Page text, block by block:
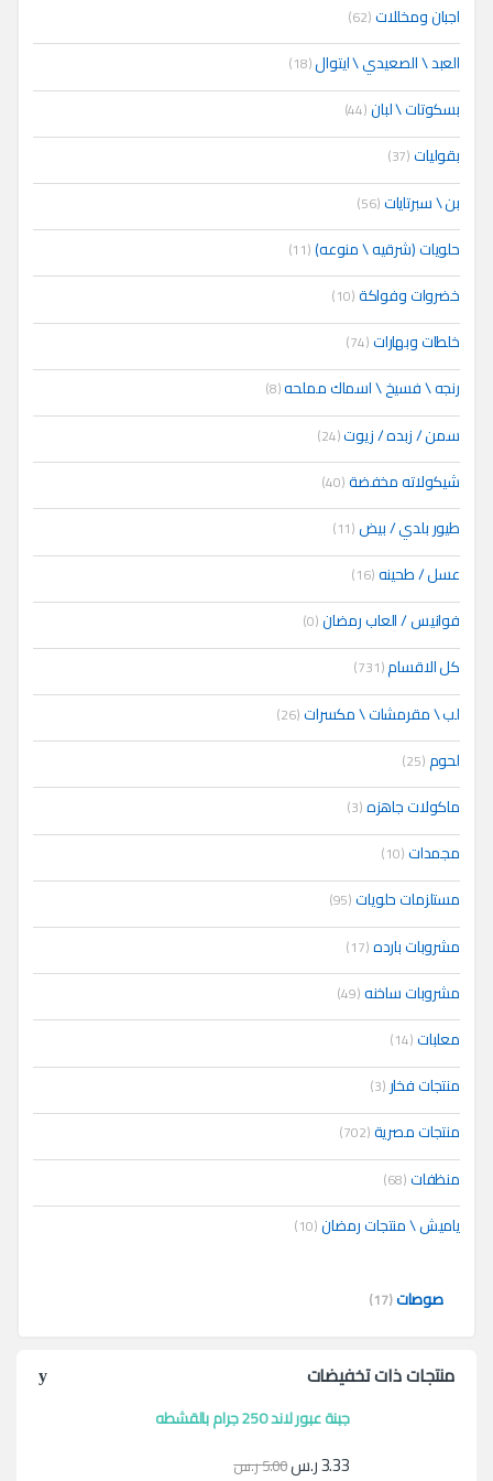
اجبان ومخللات(62)
العبد \ الصعيدي \ ايتوال(18)
بسكوتات \ لبان(44)
بقوليات(37)
بن \ سبرتايات(56)
حلويات (شرقيه \ منوعه)(11)
خضروات وفواكة(10)
خلطات وبهارات(74)
رنجه \ فسيخ \ اسماك مملحه(8)
سمن / زبده / زيوت(24)
شيكولاته مخفضة(40)
طيور بلدي / بيض(11)
عسل / طحينه(16)
فوانيس / العاب رمضان(0)
كل الاقسام(731)
لب \ مقرمشات \ مكسرات(26)
لحوم(25)
ماكولات جاهزه(3)
مجمدات(10)
مستلزمات حلويات(95)
مشروبات بارده(17)
مشروبات ساخنه(49)
معلبات(14)
منتجات فخار (3)
منتجات مصرية(702)
منظفات(68)
ياميش \ منتجات رمضان(10)
صوصات(17)
منتجات ذات تخفيضات
جبنة عبور لاند 250 جرام بالقشطه
3.33ر.س5.00ر.س